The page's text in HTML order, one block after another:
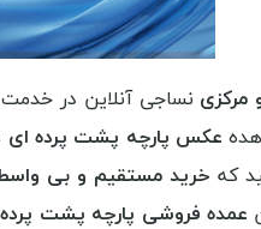
مرکزی نساجی آنلاین در
عکس پارچه پشت پرده ای
که خرید مستقیم و بی
عمده فروشی پارچه پشت پرده